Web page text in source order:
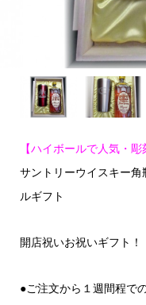
【ハイボールで人気・
サントリーウイスキー
ルギフト
開店祝いお祝いギフト！
●ご注文から１週間程で